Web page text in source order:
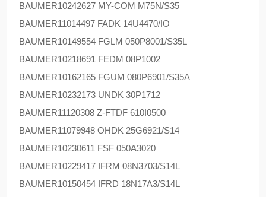
BAUMER10242627 MY-COM M75N/S35
BAUMER11014497 FADK 14U4470/IO
BAUMER10149554 FGLM 050P8001/S35L
BAUMER10218691 FEDM 08P1002
BAUMER10162165 FGUM 080P6901/S35A
BAUMER10232173 UNDK 30P1712
BAUMER11120308 Z-FTDF 610I0500
BAUMER11079948 OHDK 25G6921/S14
BAUMER10230611 FSF 050A3020
BAUMER10229417 IFRM 08N3703/S14L
BAUMER10150454 IFRD 18N17A3/S14L